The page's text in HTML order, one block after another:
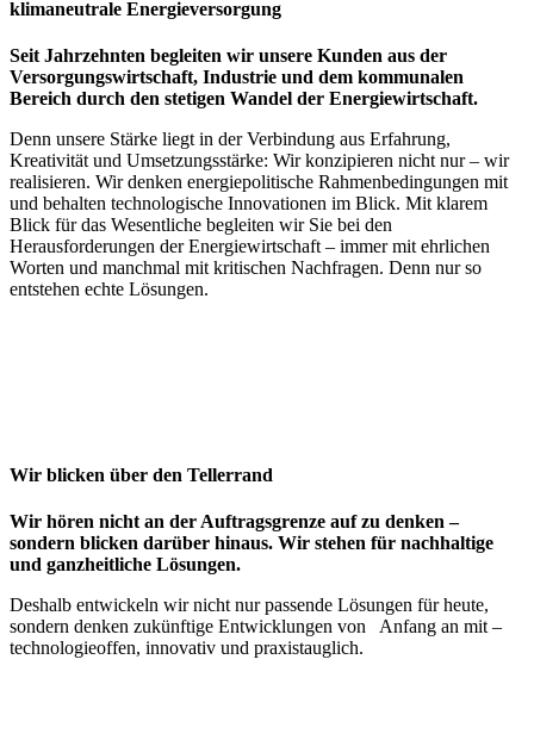
klimaneutrale Energieversorgung
Seit Jahrzehnten begleiten wir unsere Kunden aus der
Versorgungswirtschaft, Industrie und dem kommunalen
Bereich durch den stetigen Wandel der Energiewirtschaft.
Denn unsere Stärke liegt in der Verbindung aus Erfahrung,
Kreativität und Umsetzungsstärke: Wir konzipieren nicht nur – wir
realisieren. Wir denken energiepolitische Rahmenbedingungen mit
und behalten technologische Innovationen im Blick. Mit klarem
Blick für das Wesentliche begleiten wir Sie bei den
Herausforderungen der Energiewirtschaft – immer mit ehrlichen
Worten und manchmal mit kritischen Nachfragen. Denn nur so
entstehen echte Lösungen.
Wir blicken über den Tellerrand
Wir hören nicht an der Auftragsgrenze auf zu denken –
sondern blicken darüber hinaus. Wir stehen für nachhaltige
und ganzheitliche Lösungen.
Deshalb entwickeln wir nicht nur passende Lösungen für heute,
sondern denken zukünftige Entwicklungen von Anfang an mit –
technologieoffen, innovativ und praxistauglich.